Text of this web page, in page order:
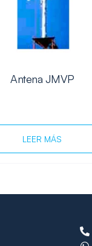
Antena JMVP
LEER MÁS